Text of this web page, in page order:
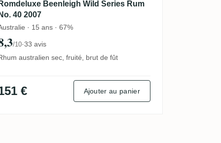
Romdeluxe Beenleigh Wild Series Rum
No. 40 2007
· 15 ans · 67%
/10·33 avis
australien sec, fruité, brut de fût
€ Ajouter au panier